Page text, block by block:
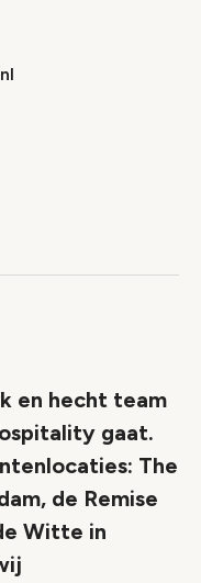
en hecht team
gaat.
The
de Remise
Witte in